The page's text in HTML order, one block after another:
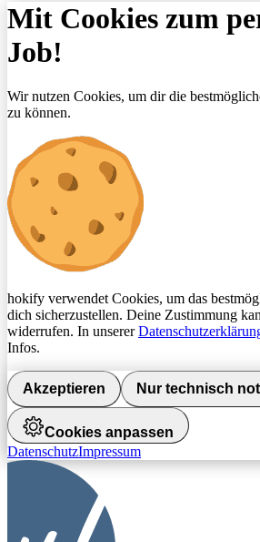
Mit Cookies zum
Job!
Wir nutzen Cookies, um dir die
zu können.
hokify verwendet Cookies, um das
dich sicherzustellen. Deine Zustimmung
widerrufen. In unserer
Infos.
Akzeptieren Nur technisch
Cookies anpassen
DatenschutzImpressum